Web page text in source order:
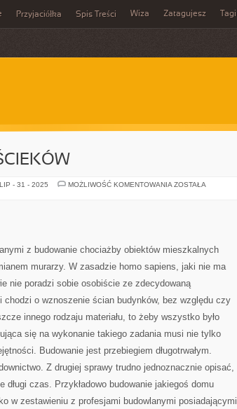
Przyjaciółka Spis Treści Wiza Zatagujesz Tagi
- 31 - 2025 MOŻLIWOŚĆ KOMENTOWANIA OCZYSZCZALNIE
ZOSTAŁA
z budowanie chociażby obiektów mieszkalnych
murarzy. W zasadzie homo sapiens, jaki nie ma
nie poradzi sobie osobiście ze zdecydowaną
o wznoszenie ścian budynków, bez względu czy
innego rodzaju materiału, to żeby wszystko było
się na wykonanie takiego zadania musi nie tylko
Budowanie jest przebiegiem długotrwałym.
Z drugiej sprawy trudno jednoznacznie opisać,
czas. Przykładowo budowanie jakiegoś domu
w zestawieniu z profesjami budowlanymi posiadającymi